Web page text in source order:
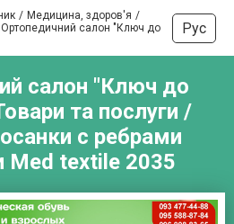
Медицина, здоров'я
Ортопедичний салон "Ключ до
Рус
салон "Ключ до
та послуги /
с ребрами
Med textile 2035